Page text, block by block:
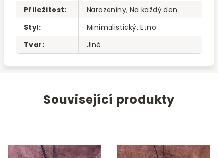
Příležitost:
Narozeniny, Na každý den
Styl:
Minimalistický, Etno
Tvar: Jiné
Související produkty